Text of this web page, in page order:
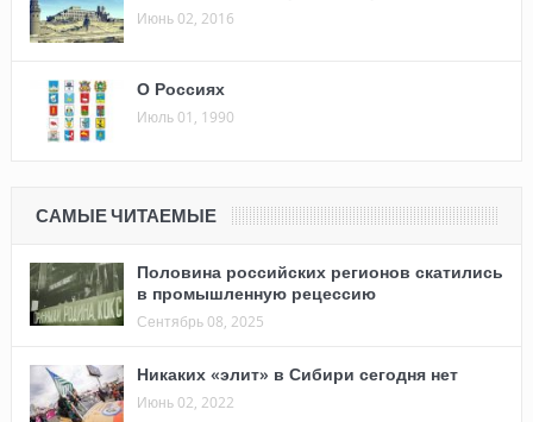
Июнь 02, 2016
О Россиях
Июль 01, 1990
САМЫЕ ЧИТАЕМЫЕ
Половина российских регионов скатились
в промышленную рецессию
Сентябрь 08, 2025
Никаких «элит» в Сибири сегодня нет
Июнь 02, 2022